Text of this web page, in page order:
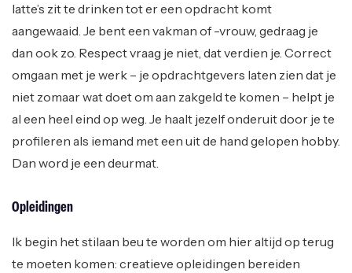
latte’s zit te drinken tot er een opdracht komt
aangewaaid. Je bent een vakman of -vrouw, gedraag je
dan ook zo. Respect vraag je niet, dat verdien je. Correct
omgaan met je werk – je opdrachtgevers laten zien dat je
niet zomaar wat doet om aan zakgeld te komen – helpt je
al een heel eind op weg. Je haalt jezelf onderuit door je te
profileren als iemand met een uit de hand gelopen hobby.
Dan word je een deurmat.
Opleidingen
Ik begin het stilaan beu te worden om hier altijd op terug
te moeten komen: creatieve opleidingen bereiden